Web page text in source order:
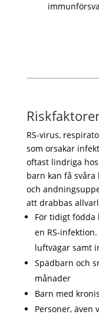
RS-virus,
som orsakar
oftast lindriga
barn kan få
och
att drabbas
För tidigt
en RS-
luftvägar samt
Spädbarn och
månader
Barn med
Personer, även